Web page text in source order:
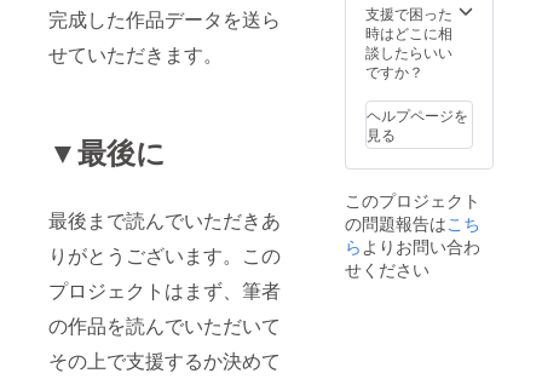
完成した作品データを送ら
せていただきます。
▼最後に
最後まで読んでいただきあ
りがとうございます。この
プロジェクトはまず、筆者
の作品を読んでいただいて
その上で支援するか決めて
支援で困った
時はどこに相
談したらいい
ですか？
ヘルプページを
見る
このプロジェクト
の問題報告はこち
ら よりお問い合わ
せください